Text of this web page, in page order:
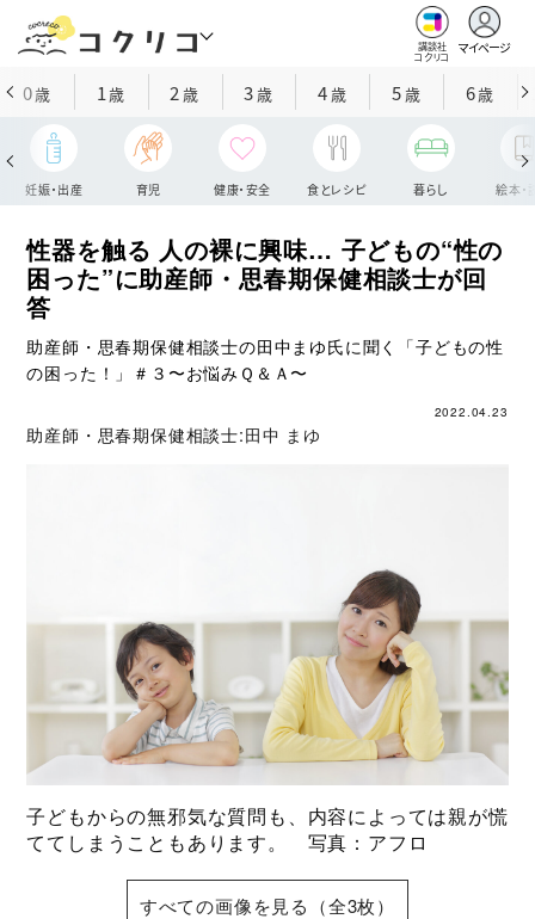
講談社
コクリコ
マイページ
0歳 1歳 2 歳 3歳 4歳 5歳 6歳
妊娠・出産 育児 健康・安全 食とレシピ 暮らし 絵本・
性器を触る 人の裸に興味… 子どもの“性の
困った”に助産師・思春期保健相談士が回
答
助産師・思春期保健相談士の田中まゆ氏に聞く「子どもの性
の困った！」＃３〜お悩みＱ＆Ａ〜
2022.04.23
助産師・思春期保健相談士:田中 まゆ
子どもからの無邪気な質問も、内容によっては親が慌
ててしまうこともあります。 写真：アフロ
すべての画像を見る（全3枚）